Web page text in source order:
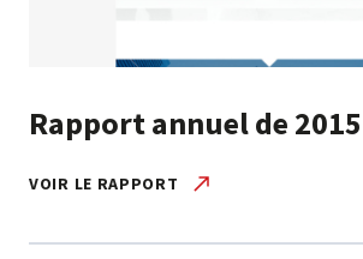
Rapport annuel de 2015
VOIR LE RAPPORT